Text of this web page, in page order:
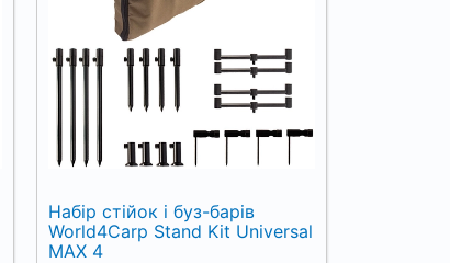
Набір стійок і буз-барів
World4Carp Stand Kit Universal
MAX 4